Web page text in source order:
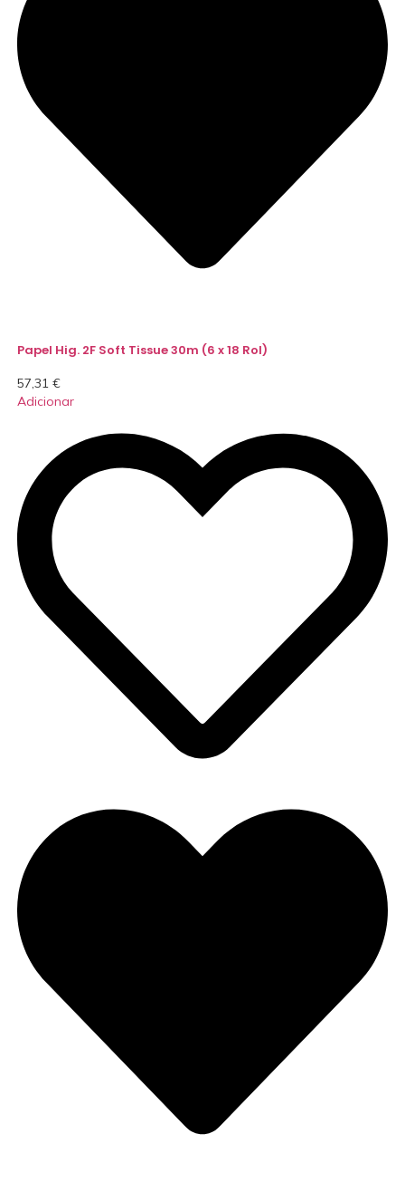
Papel Hig. 2F Soft Tissue 30m (6 x 18 Rol)
57,31 €
Adicionar